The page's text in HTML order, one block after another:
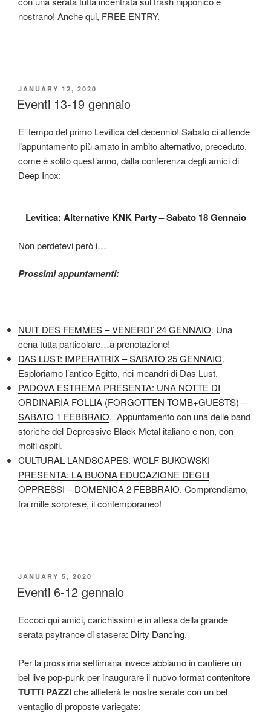
nostrano! Anche qui, FREE ENTRY.
POSTED
ON
JANUARY 12, 2020
Eventi 13-19 gennaio
E’ tempo del primo Levitica del decennio! Sabato ci attende
l’appuntamento più amato in ambito alternativo, preceduto,
come è solito quest’anno, dalla conferenza degli amici di
Deep Inox:
Levitica: Alternative KNK Party – Sabato 18 Gennaio
Non perdetevi però i…
Prossimi appuntamenti:
NUIT DES FEMMES – VENERDI’ 24 GENNAIO. Una
cena tutta particolare…a prenotazione!
DAS LUST: IMPERATRIX – SABATO 25 GENNAIO.
Esploriamo l’antico Egitto, nei meandri di Das Lust.
PADOVA ESTREMA PRESENTA: UNA NOTTE DI
ORDINARIA FOLLIA (FORGOTTEN TOMB+GUESTS) –
SABATO 1 FEBBRAIO. Appuntamento con una delle band
storiche del Depressive Black Metal italiano e non, con
molti ospiti.
CULTURAL LANDSCAPES. WOLF BUKOWSKI
PRESENTA: LA BUONA EDUCAZIONE DEGLI
OPPRESSI – DOMENICA 2 FEBBRAIO. Comprendiamo,
fra mille sorprese, il contemporaneo!
POSTED
ON
JANUARY 5, 2020
Eventi 6-12 gennaio
Eccoci qui amici, carichissimi e in attesa della grande
serata psytrance di stasera: Dirty Dancing.
Per la prossima settimana invece abbiamo in cantiere un
bel live pop-punk per inaugurare il nuovo format contenitore
TUTTI PAZZIche allieterà le nostre serate con un bel
ventaglio di proposte variegate: